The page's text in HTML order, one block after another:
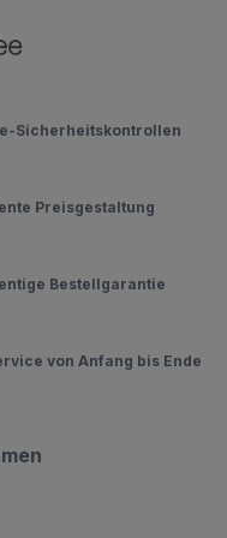
Sicherheitskontrollen
Preisgestaltung
Bestellgarantie
von Anfang bis Ende